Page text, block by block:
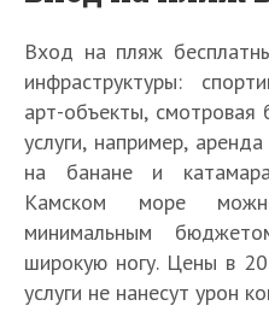
Вход на пляж
инфраструктуры:
арт-объекты,
услуги, например,
на банане и
Камском море
минимальным
широкую ногу. Цены в
услуги не нанесут урон